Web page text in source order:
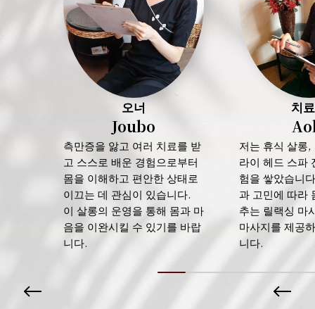
오너
Joubo
측만증을 앓고 여러 치료를 받
고 스스로 배운 경험으로부터
몸을 이해하고 편안한 상태로
이끄는 데 관심이 있습니다.
이 살롱의 운영을 통해 몸과 마
음을 이완시킬 수 있기를 바랍
니다.
치
저는 휴식 살롱
라이 헤드 스파
험을 쌓았습니
과 고민에 따라
추는 릴랙싱 마
마사지를 제공
니다.